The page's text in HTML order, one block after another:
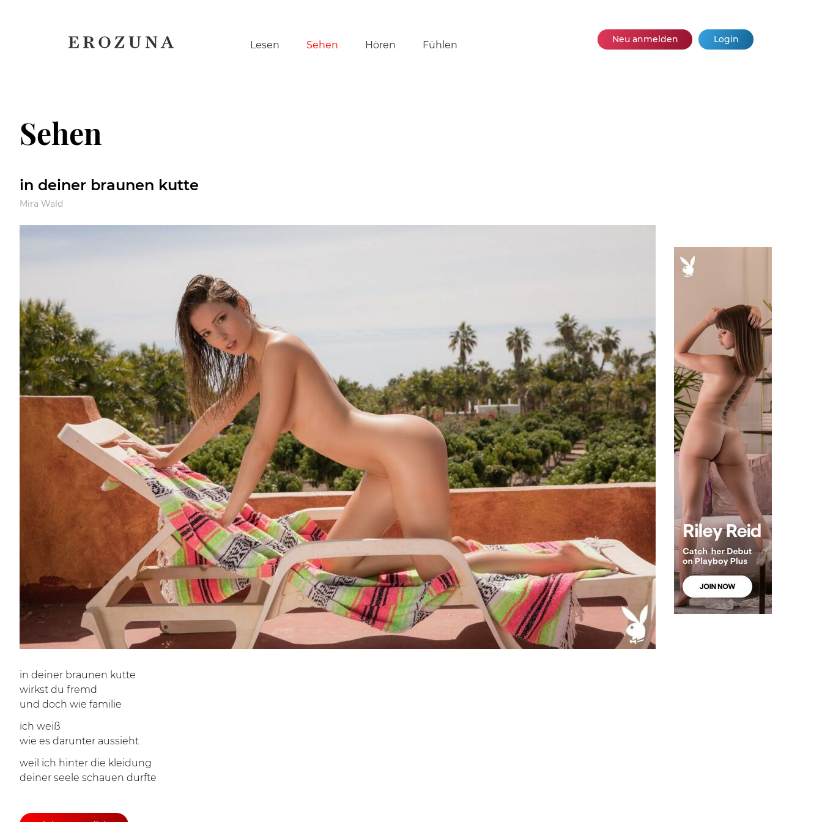
Navigation
Lesen Sehen Hören Fühlen Neu anmelden Login
Sehen
in deiner braunen kutte
Mira Wald
in deiner braunen kutte
wirkst du fremd
und doch wie familie
ich weiß
wie es darunter aussieht
weil ich hinter die kleidung
deiner seele schauen durfte